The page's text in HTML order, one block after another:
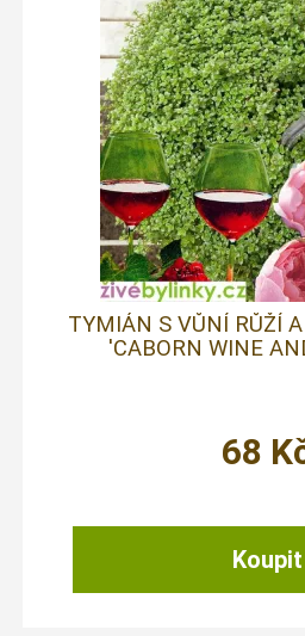
TYMIÁN S VŮNÍ RŮŽÍ
'CABORN WINE
68